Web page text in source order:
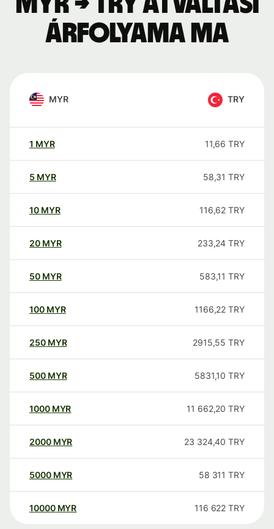
árfolyama ma
MYR TRY
1 MYR 11,66 TRY
5 MYR 58,31 TRY
10 MYR 116,62 TRY
20 MYR 233,24 TRY
50 MYR 583,11 TRY
100 MYR 1166,22 TRY
250 MYR 2915,55 TRY
500 MYR 5831,10 TRY
1000 MYR 11 662,20 TRY
2000 MYR 23 324,40 TRY
5000 MYR 58 311 TRY
10000 MYR 116 622 TRY